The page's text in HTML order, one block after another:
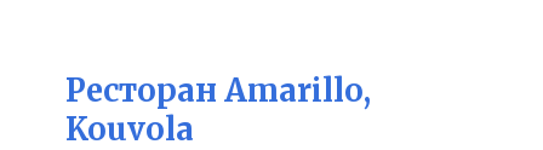
Ресторан Amarillo,
Kouvola